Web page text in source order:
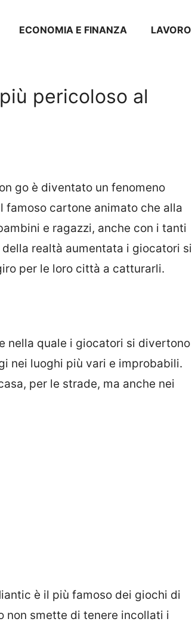
ECONOMIA E FINANZA LAVORO
pericoloso al
go è diventato un fenomeno
famoso cartone animato che alla
e ragazzi, anche con i tanti
della realtà aumentata i giocatori si
per le loro città a catturarli.
nella quale i giocatori si divertono
nei luoghi più vari e improbabili.
per le strade, ma anche nei
è il più famoso dei giochi di
non smette di tenere incollati i